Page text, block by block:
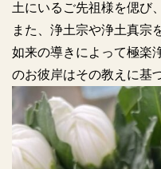
土にいるご先祖様を偲び
また、浄土宗や浄土真宗
如来の導きによって極楽
のお彼岸はその教えに基